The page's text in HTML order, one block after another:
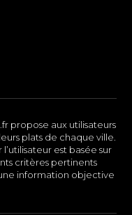
propose aux utilisateurs
plats de chaque ville.
est basée sur
critères pertinents
information objective